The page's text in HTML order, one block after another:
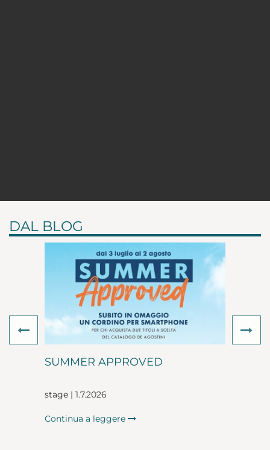
DAL BLOG
SUMMER APPROVED
stage | 1.7.2026
Continua a leggere
Previous